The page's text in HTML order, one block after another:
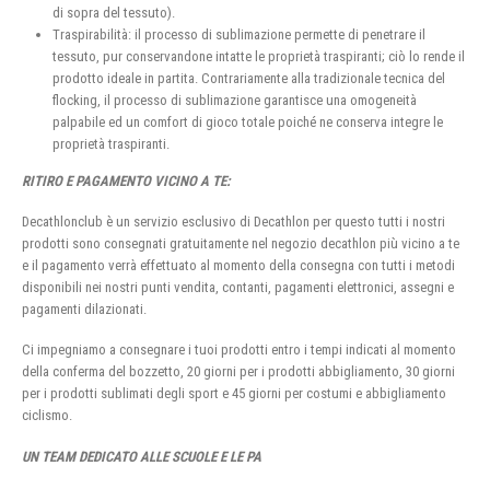
di sopra del tessuto).
Traspirabilità: il processo di sublimazione permette di penetrare il
tessuto, pur conservandone intatte le proprietà traspiranti; ciò lo rende il
prodotto ideale in partita. Contrariamente alla tradizionale tecnica del
flocking, il processo di sublimazione garantisce una omogeneità
palpabile ed un comfort di gioco totale poiché ne conserva integre le
proprietà traspiranti.
RITIRO E PAGAMENTO VICINO A TE:
Decathlonclub è un servizio esclusivo di Decathlon per questo tutti i nostri
prodotti sono consegnati gratuitamente nel negozio decathlon più vicino a te
e il pagamento verrà effettuato al momento della consegna con tutti i metodi
disponibili nei nostri punti vendita, contanti, pagamenti elettronici, assegni e
pagamenti dilazionati.
Ci impegniamo a consegnare i tuoi prodotti entro i tempi indicati al momento
della conferma del bozzetto, 20 giorni per i prodotti abbigliamento, 30 giorni
per i prodotti sublimati degli sport e 45 giorni per costumi e abbigliamento
ciclismo.
UN TEAM DEDICATO ALLE SCUOLE E LE PA